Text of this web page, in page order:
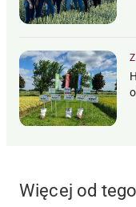
Więcej od